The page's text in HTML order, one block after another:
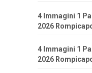
4 Immagini 1
2026
4 Immagini 1
2026